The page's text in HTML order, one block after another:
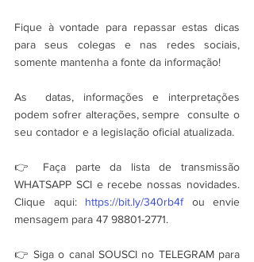
Fique à vontade para repassar estas dicas
para seus colegas e nas redes sociais,
somente mantenha a fonte da informação!
As  datas, informações e interpretações
podem sofrer alterações, sempre  consulte o
seu contador e a legislação oficial atualizada.
👉 Faça parte da lista de transmissão
WHATSAPP SCI e recebe nossas novidades.
Clique aqui: https://bit.ly/340rb4f ou envie
mensagem para 47 98801-2771.
👉 Siga o canal SOUSCI no TELEGRAM para